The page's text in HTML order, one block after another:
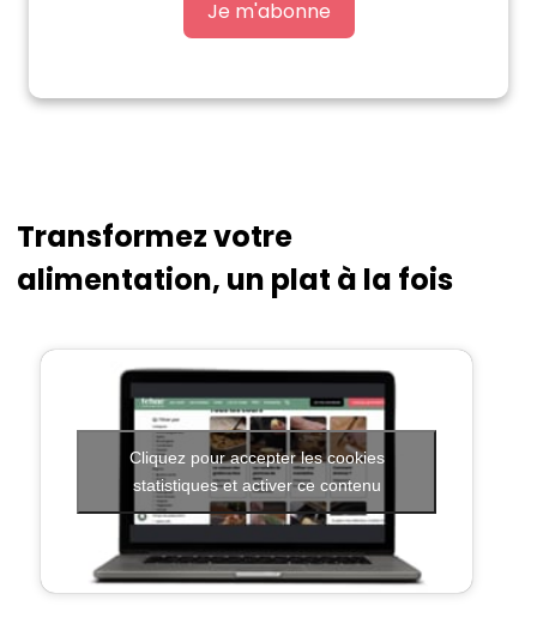
Je m'abonne
Transformez votre
alimentation, un plat à la fois
Cliquez pour accepter les cookies
statistiques et activer ce contenu